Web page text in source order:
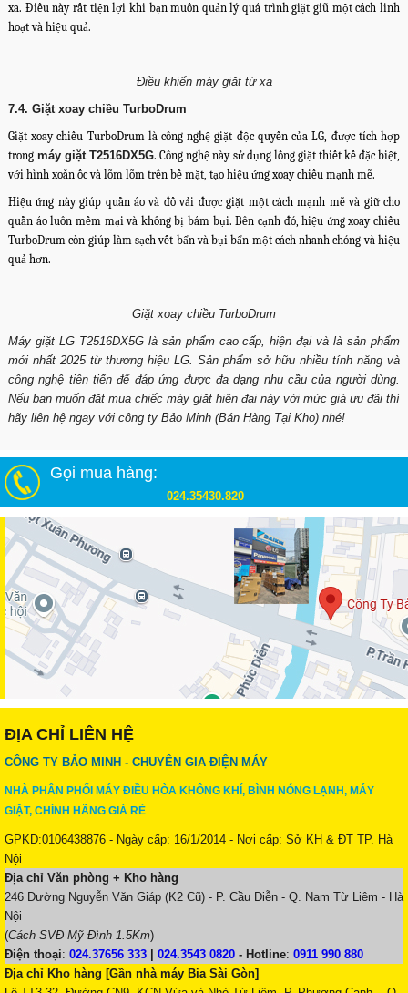
xa. Điều này rất tiện lợi khi bạn muốn quản lý quá trình giặt giũ một cách linh
hoạt và hiệu quả.
Điều khiển máy giặt từ xa
7.4. Giặt xoay chiều TurboDrum
Giặt xoay chiều TurboDrum là công nghệ giặt độc quyền của LG, được tích hợp
trong máy giặt T2516DX5G. Công nghệ này sử dụng lồng giặt thiết kế đặc biệt,
với hình xoắn ốc và lõm lõm trên bề mặt, tạo hiệu ứng xoay chiều mạnh mẽ.
Hiệu ứng này giúp quần áo và đồ vải được giặt một cách mạnh mẽ và giữ cho
quần áo luôn mềm mại và không bị bám bụi. Bên cạnh đó, hiệu ứng xoay chiều
TurboDrum còn giúp làm sạch vết bẩn và bụi bẩn một cách nhanh chóng và hiệu
quả hơn.
Giặt xoay chiều TurboDrum
Máy giặt LG T2516DX5G là sản phẩm cao cấp, hiện đại và là sản phẩm
mới nhất 2025 từ thương hiệu LG. Sản phẩm sở hữu nhiều tính năng và
công nghệ tiên tiến để đáp ứng được đa dạng nhu cầu của người dùng.
Nếu bạn muốn đặt mua chiếc máy giặt hiện đại này với mức giá ưu đãi thì
hãy liên hệ ngay với công ty Bảo Minh (Bán Hàng Tại Kho) nhé!
Gọi mua hàng:
024.35430.820
ĐỊA CHỈ LIÊN HỆ
CÔNG TY BẢO MINH - CHUYÊN GIA ĐIỆN MÁY
NHÀ PHÂN PHỐI MÁY ĐIỀU HÒA KHÔNG KHÍ, BÌNH NÓNG LẠNH, MÁY
GIẶT, CHÍNH HÃNG GIÁ RẺ
GPKD:0106438876 - Ngày cấp: 16/1/2014 - Nơi cấp: Sở KH & ĐT TP. Hà
Nội
Địa chỉ Văn phòng + Kho hàng
246 Đường Nguyễn Văn Giáp (K2 Cũ) - P. Cầu Diễn - Q. Nam Từ Liêm - Hà
Nội
(Cách SVĐ Mỹ Đình 1.5Km)
Điện thoại: 024.37656 333 024.3543 0820 - Hotline: 0911 990 880
Địa chỉ Kho hàng [Gần nhà máy Bia Sài Gòn]